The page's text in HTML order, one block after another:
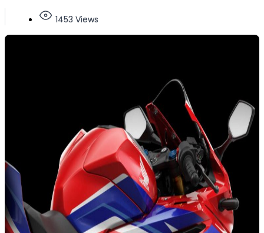
1453 Views